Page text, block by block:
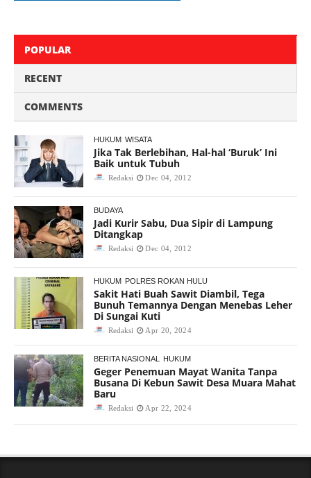
POPULAR
RECENT
COMMENTS
HUKUM WISATA
Jika Tak Berlebihan, Hal-hal ‘Buruk’ Ini
Baik untuk Tubuh
Redaksi Dec 04, 2012
BUDAYA
Jadi Kurir Sabu, Dua Sipir di Lampung
Ditangkap
Redaksi Dec 04, 2012
HUKUM POLRES ROKAN HULU
Sakit Hati Buah Sawit Diambil, Tega
Bunuh Temannya Dengan Menebas Leher
Di Sungai Kuti
Redaksi Apr 20, 2024
BERITA NASIONAL HUKUM
Geger Penemuan Mayat Wanita Tanpa
Busana Di Kebun Sawit Desa Muara Mahat
Baru
Redaksi Apr 22, 2024